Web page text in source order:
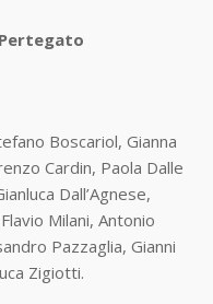
Boscariol, Gianna
Cardin, Paola Dalle
Dall’Agnese,
Milani, Antonio
Pazzaglia, Gianni
Zigiotti.